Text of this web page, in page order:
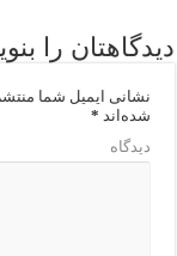
دیدگاهتان را
نشانی ایمیل شما
شده‌اند *
دیدگاه